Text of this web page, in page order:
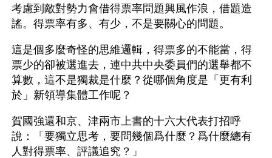
考慮到敵對勢力會借得票率問題興風作浪，借題造
謠。得票率有多、有少，不是要關心的問題。
這是個多麼奇怪的思維邏輯，得票多的不能當，得
票少的卻被選進去，連中共中央委員們的選舉都不
算數，這不是獨裁是什麼？從哪個角度是「更有利
於」新領導集體工作呢？
賀國強還和京、津兩市上書的十六大代表打招呼
說：「要獨立思考，要問幾個爲什麼？爲什麼總有
人對得票率、評議追究？」